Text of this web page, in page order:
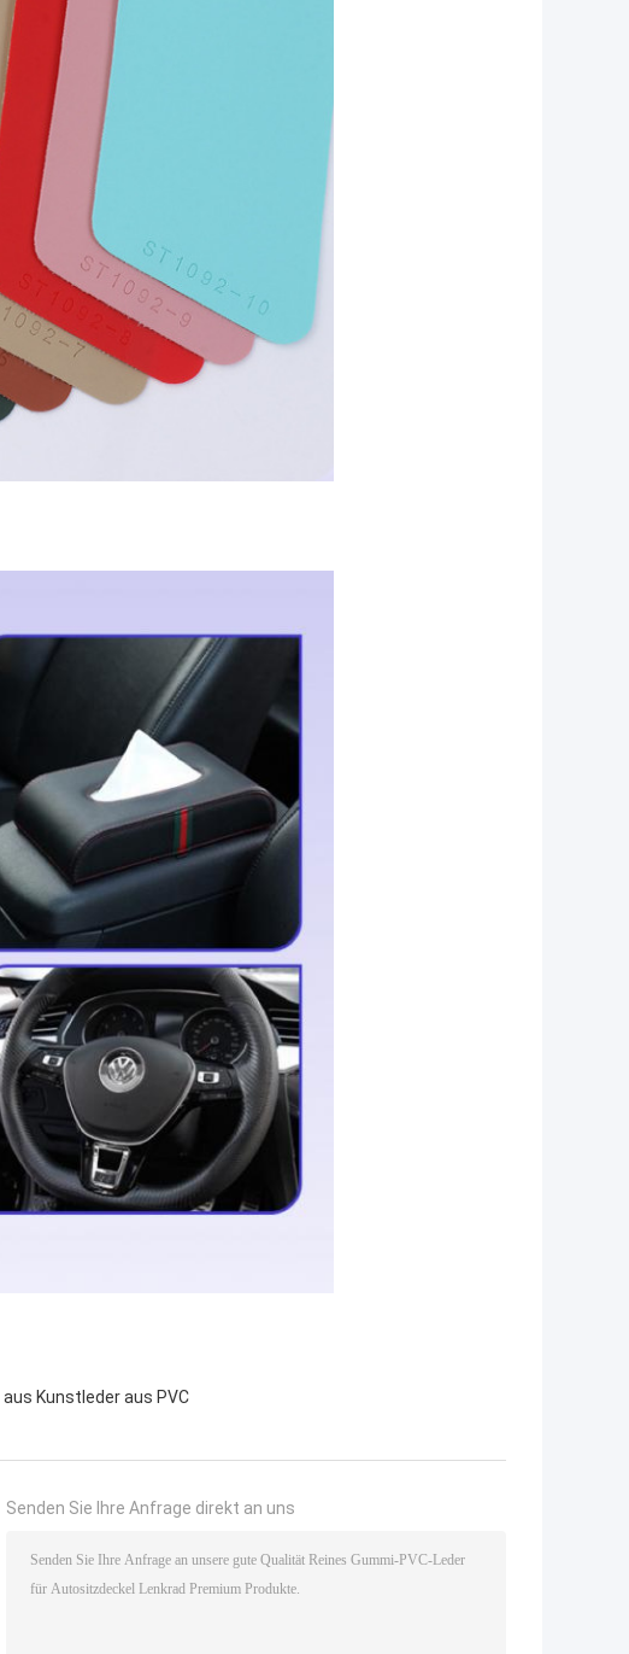
aus Kunstleder aus PVC
Senden Sie Ihre Anfrage direkt an uns